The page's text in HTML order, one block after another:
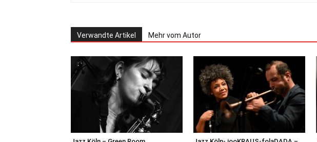
Verwandte Artikel Mehr vom Autor